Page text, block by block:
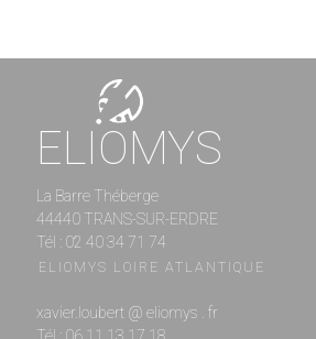
ELIOMYS
La Barre Théberge
44440 TRANS-SUR-ERDRE
Tél : 02 40 34 71 74
ELIOMYS LOIRE ATLANTIQUE
xavier.loubert @ eliomys . fr